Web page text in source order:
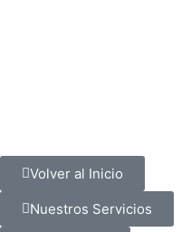
Volver al Inicio
Nuestros Servicios